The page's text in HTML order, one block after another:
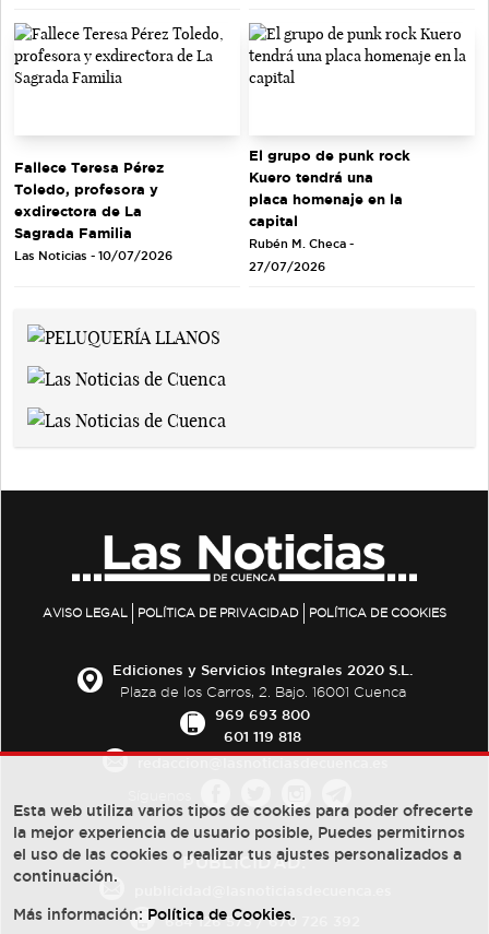
Fallece Teresa Pérez
Toledo, profesora y
exdirectora de La
Sagrada Familia
Las Noticias - 10/07/2026
El grupo de punk rock
Kuero tendrá una
placa homenaje en la
capital
Rubén M. Checa -
27/07/2026
AVISO LEGAL POLÍTICA DE PRIVACIDAD POLÍTICA DE COOKIES
Ediciones y Servicios Integrales 2020 S.L.
Plaza de los Carros, 2. Bajo. 16001 Cuenca
969 693 800
601 119 818
PUBLICIDAD:
684 126 573/670 726 392
Esta web utiliza varios tipos de cookies para poder ofrecerte
la mejor experiencia de usuario posible, Puedes permitirnos
el uso de las cookies o realizar tus ajustes personalizados a
continuación.
Más información: Política de Cookies.